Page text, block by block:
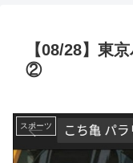
【08/28】東
②
スポーツ